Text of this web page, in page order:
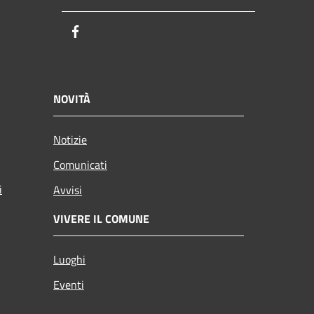
NOVITÀ
Notizie
Comunicati
Avvisi
VIVERE IL COMUNE
Luoghi
Eventi